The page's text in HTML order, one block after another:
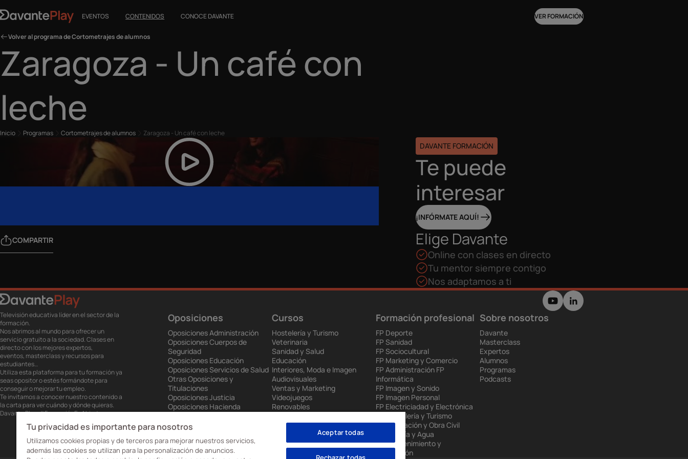
EVENTOS CONTENIDOS CONOCE DAVANTE VER FORMACIÓN
Volver al programa de Cortometrajes de alumnos
Zaragoza - Un café con
leche
Inicio Programas Cortometrajes de alumnos Zaragoza - Un café con leche
COMPARTIR
DAVANTE FORMACIÓN
Te puede
interesar
¡INFÓRMATE AQUÍ!
Elige Davante
Online con clases en directo
Tu mentor siempre contigo
Nos adaptamos a ti
Televisión educativa líder en el sector de la
formación.
Nos abrimos al mundo para ofrecer un
servicio gratuito a la sociedad. Clases en
directo con los mejores expertos,
eventos, masterclass y recursos para
estudiantes…
Utiliza esta plataforma para tu formación ya
seas opositor o estés formándote para
conseguir o mejorar tu empleo.
Te invitamos a conocer nuestro contenido a
la carta para ver cuándo y dónde quieras.
Davante Play. #FormaciónEnAbierto
Oposiciones
Oposiciones Administración
Oposiciones Cuerpos de
Seguridad
Oposiciones Educación
Oposiciones Servicios de Salud
Otras Oposiciones y
Titulaciones
Oposiciones Justicia
Oposiciones Hacienda
Oposiciones Ejército
Cursos
Hostelería y Turismo
Veterinaria
Sanidad y Salud
Educación
Interiores, Moda e Imagen
Audiovisuales
Ventas y Marketing
Videojuegos
Renovables
Administración
Formación profesional
FP Deporte
FP Sanidad
FP Sociocultural
FP Marketing y Comercio
FP Administración FP
Informática
FP Imagen y Sonido
FP Imagen Personal
FP Electriciadad y Electrónica
FP Hostelería y Turismo
FP Edificación y Obra Civil
FP Energía y Agua
FP Mantenimiento y
Producción
Sobre nosotros
Davante
Masterclass
Expertos
Alumnos
Programas
Podcasts
Tu privacidad es importante para nosotros
Utilizamos cookies propias y de terceros para mejorar nuestros servicios,
además las cookies se utilizan para la personalización de anuncios.
Aceptar todas